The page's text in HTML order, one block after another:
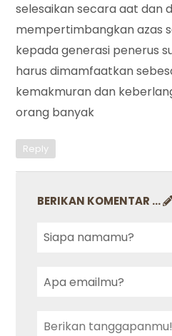
selesaikan secara aat dan
mempertimbangkan azas
kepada generasi penerus
harus dimamfaatkan
kemakmuran dan
orang banyak
Reply
BERIKAN KOMENTAR ...